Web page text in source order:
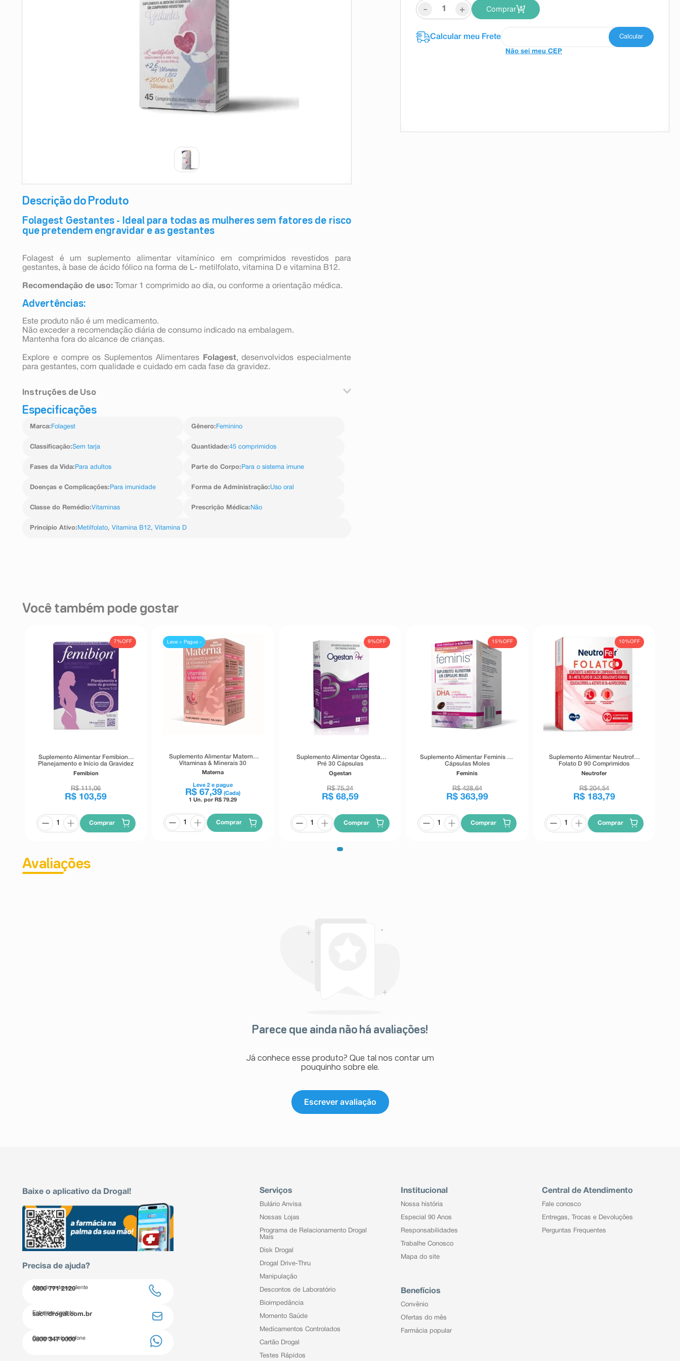
Descrição do Produto
Folagest Gestantes - Ideal para todas as mulheres sem fatores de risco
que pretendem engravidar e as gestantes
Folagest é um suplemento alimentar vitamínico em comprimidos revestidos para
gestantes, à base de ácido fólico na forma de L- metilfolato, vitamina D e vitamina B12.
Recomendação de uso: Tomar 1 comprimido ao dia, ou conforme a orientação médica.
Advertências:
Este produto não é um medicamento.
Não exceder a recomendação diária de consumo indicado na embalagem.
Mantenha fora do alcance de crianças.
Explore e compre os Suplementos Alimentares Folagest, desenvolvidos especialmente
para gestantes, com qualidade e cuidado em cada fase da gravidez.
Instruções de Uso
Ingerir 1 coprimido ao dia ou conforme orientação médica.
Especificações
Marca: Folagest Gênero: Feminino
Classificação:Sem tarja Quantidade:45 comprimidos
Fases da Vida: Para adultos Parte do Corpo: Para o sistema imune
Doenças e Complicações: Para imunidade Forma de Administração:Uso oral
Classe do Remédio:Vitaminas Prescrição Médica: Não
Princípio Ativo: Metilfolato, Vitamina B12, Vitamina D
- + Comprar
Não sei meu CEP
Você também pode gostar
7%OFF
Suplemento Alimentar Femibion 1
Planejamento e Início da Gravidez
28 Comprimidos
Femibion
R$ 111,06
R$ 103,59
Comprar
Leve + Pague -
Suplemento Alimentar Materna
Vitaminas & Minerais 30
Comprimidos
Materna
Leve2 e pague
R$ 67,39 (Cada)
1 Un. por R$79.29
Comprar
9%OFF
Suplemento Alimentar Ogestan
Pré 30 Cápsulas
Ogestan
R$ 75,24
R$ 68,59
Comprar
15%OFF
Suplemento Alimentar Feminis 90
Cápsulas Moles
Feminis
R$ 428,64
R$ 363,99
Comprar
10%OFF
Suplemento Alimentar Neutrofer
Folato D 90 Comprimidos
Revestidos
Neutrofer
R$ 204,54
R$ 183,79
Comprar
Avaliações
Parece que ainda não há avaliações!
Já conhece esse produto? Que tal nos contar um
pouquinho sobre ele.
Escrever avaliação
Baixe o aplicativo da Drogal!
Precisa de ajuda?
Atendimento ao cliente
0800 771 2120
Entre em contato
sac@drogal.com.br
Compre pelo telefone
0800 347 0000
Serviços
Bulário Anvisa
Nossas Lojas
Programa de Relacionamento Drogal
Mais
Disk Drogal
Drogal Drive-Thru
Manipulação
Descontos de Laboratório
Bioimpedância
Momento Saúde
Medicamentos Controlados
Cartão Drogal
Testes Rápidos
Institucional
Nossa história
Especial 90 Anos
Responsabilidades
Trabalhe Conosco
Mapa do site
Benefícios
Convênio
Ofertas do mês
Farmácia popular
Central de Atendimento
Fale conosco
Entregas, Trocas e Devoluções
Perguntas Frequentes
absorvente
shampoo